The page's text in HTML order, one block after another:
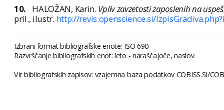
10.
HALOŽAN, Karin. Vpliv zavzetosti zaposlenih na
pril., ilustr. http://revis.openscience.si/
Izbrani format bibliografske enote: ISO 690
Razvrščanje bibliografskih enot: leto - naraščajoče, naslov
Vir bibliografskih zapisov: vzajemna baza podatkov COBISS.SI/